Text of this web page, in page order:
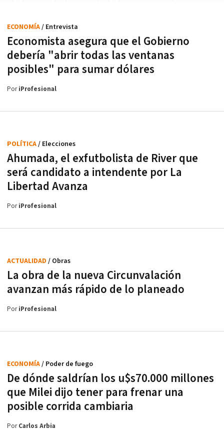
Economista asegura que el Gobierno
debería "abrir todas las ventanas
posibles" para sumar dólares
ECONOMÍA/ Entrevista
PoriProfesional
Ahumada, el exfutbolista de River que
será candidato a intendente por La
Libertad Avanza
POLÍTICA/ Elecciones
PoriProfesional
La obra de la nueva Circunvalación
avanzan más rápido de lo planeado
ACTUALIDAD / Obras
PoriProfesional
De dónde saldrían los u$s70.000 millones
que Milei dijo tener para frenar una
posible corrida cambiaria
ECONOMÍA/ Poder de fuego
PorCarlos Arbia